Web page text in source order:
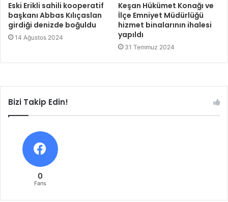
Eski Erikli sahili kooperatif
başkanı Abbas Kılıçaslan
girdiği denizde boğuldu
14 Ağustos 2024
Keşan Hükümet Konağı ve
İlçe Emniyet Müdürlüğü
hizmet binalarının ihalesi
yapıldı
31 Temmuz 2024
Bizi Takip Edin!
0
Fans